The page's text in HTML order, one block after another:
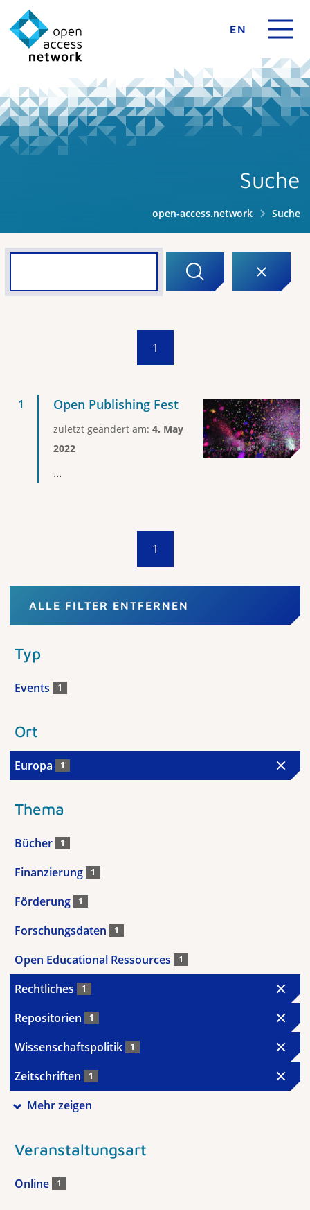
EN
Suche
open-access.network Suche
1
Open Publishing Fest
zuletzt geändert am: 4. May
2022
...
1
ALLE FILTER ENTFERNEN
Typ
Events 1
Ort
Europa 1
Thema
Bücher 1
Finanzierung 1
Förderung 1
Forschungsdaten 1
Open Educational Ressources 1
Rechtliches 1
Repositorien 1
Wissenschaftspolitik 1
Zeitschriften 1
Mehr zeigen
Veranstaltungsart
Online 1